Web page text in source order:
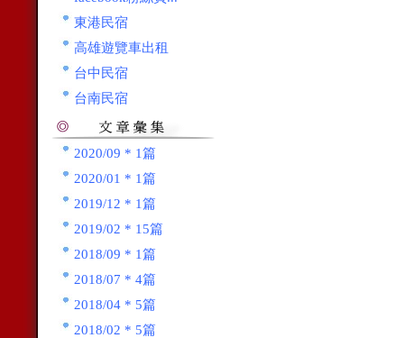
東港民宿
高雄遊覽車出租
台中民宿
台南民宿
2020/09 * 1篇
2020/01 * 1篇
2019/12 * 1篇
2019/02 * 15篇
2018/09 * 1篇
2018/07 * 4篇
2018/04 * 5篇
2018/02 * 5篇